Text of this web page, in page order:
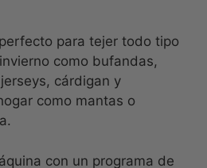
para tejer todo tipo
como bufandas,
cárdigan y
como mantas o
con un programa de